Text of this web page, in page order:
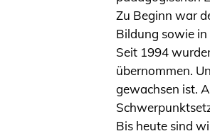
Zu Beginn war
Bildung sowie
Seit 1994
übernommen.
gewachsen ist.
Bis heute sind